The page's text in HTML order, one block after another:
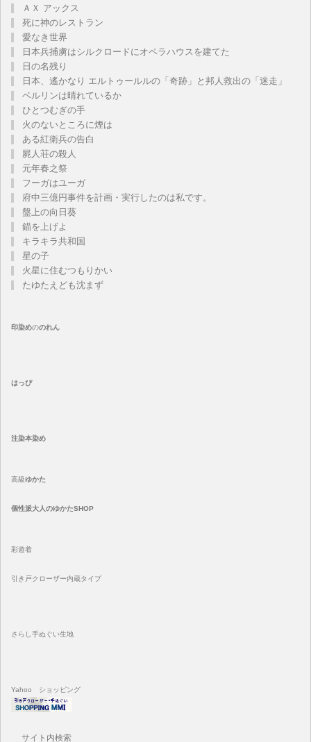
ＡＸ アックス
死に神のレストラン
愛なき世界
日本兵捕虜はシルクロードにオペラハウスを建てた
日の名残り
日本、遙かなり エルトゥールルの「奇跡」と邦人救出の「迷走」
ベルリンは晴れているか
ひとつむぎの手
火のないところに煙は
ある紅衛兵の告白
屍人荘の殺人
元年春之祭
フーガはユーガ
府中三億円事件を計画・実行したのは私です。
盤上の向日葵
錨を上げよ
キラキラ共和国
星の子
火星に住むつもりかい
たゆたえども沈まず
印染めののれん
はっぴ
注染本染め
高級ゆかた
個性派大人のゆかたSHOP
彩遊着
引き戸クローザー内蔵タイプ
さらし手ぬぐい生地
Yahoo ショッピング
サイト内検索